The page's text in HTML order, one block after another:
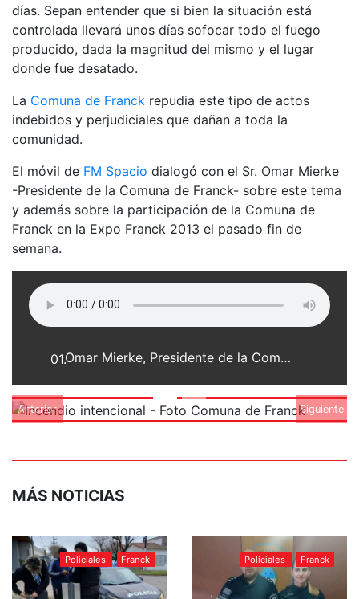
días. Sepan entender que si bien la situación está
controlada llevará unos días sofocar todo el fuego
producido, dada la magnitud del mismo y el lugar
donde fue desatado.
La Comuna de Franck repudia este tipo de actos
indebidos y perjudiciales que dañan a toda la
comunidad.
El móvil de FM Spacio dialogó con el Sr. Omar Mierke
-Presidente de la Comuna de Franck- sobre este tema
y además sobre la participación de la Comuna de
Franck en la Expo Franck 2013 el pasado fin de
semana.
01. Omar Mierke, Presidente de la Comuna de Franck
Anterior Siguiente
MÁS NOTICIAS
Policiales Franck Policiales Franck